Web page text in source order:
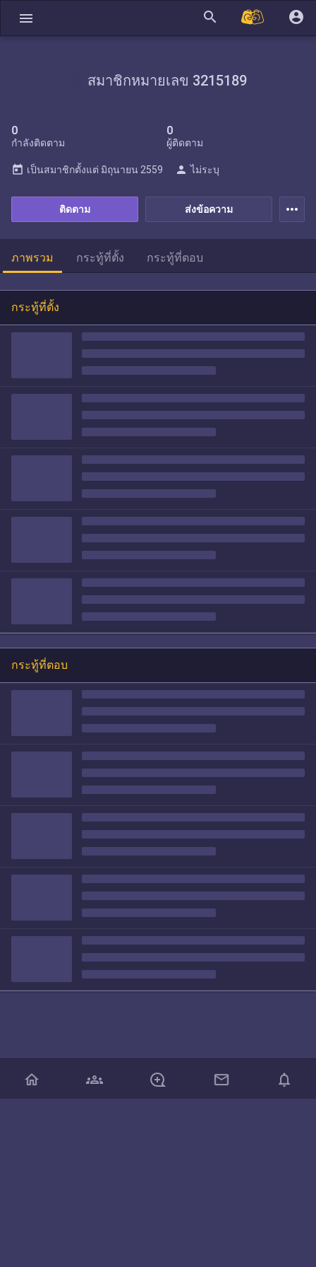
menu search account_circle
สมาชิกหมายเลข 3215189
0
กำลังติดตาม
0
ผู้ติดตาม
ส่งข้อความ
ติดตาม
today เป็นสมาชิกตั้งแต่ มิถุนายน 2559 person ไม่ระบุ
more_horiz
ภาพรวม กระทู้ที่ตั้ง กระทู้ที่ตอบ
กระทู้ที่ตั้ง
กระทู้ที่ตอบ